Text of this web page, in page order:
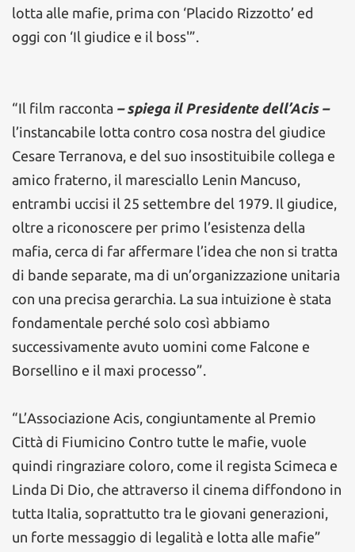
lotta alle mafie, prima con ‘Placido Rizzotto’ ed
oggi con ‘Il giudice e il boss'”.
“Il film racconta – spiega il Presidente dell’Acis –
l’instancabile lotta contro cosa nostra del giudice
Cesare Terranova, e del suo insostituibile collega e
amico fraterno, il maresciallo Lenin Mancuso,
entrambi uccisi il 25 settembre del 1979. Il giudice,
oltre a riconoscere per primo l’esistenza della
mafia, cerca di far affermare l’idea che non si tratta
di bande separate, ma di un’organizzazione unitaria
con una precisa gerarchia. La sua intuizione è stata
fondamentale perché solo così abbiamo
successivamente avuto uomini come Falcone e
Borsellino e il maxi processo”.
“L’Associazione Acis, congiuntamente al Premio
Città di Fiumicino Contro tutte le mafie, vuole
quindi ringraziare coloro, come il regista Scimeca e
Linda Di Dio, che attraverso il cinema diffondono in
tutta Italia, soprattutto tra le giovani generazioni,
un forte messaggio di legalità e lotta alle mafie”